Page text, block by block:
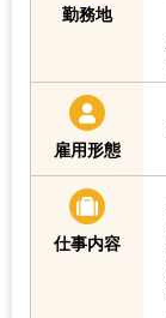
勤務地
雇用形態
仕事内容